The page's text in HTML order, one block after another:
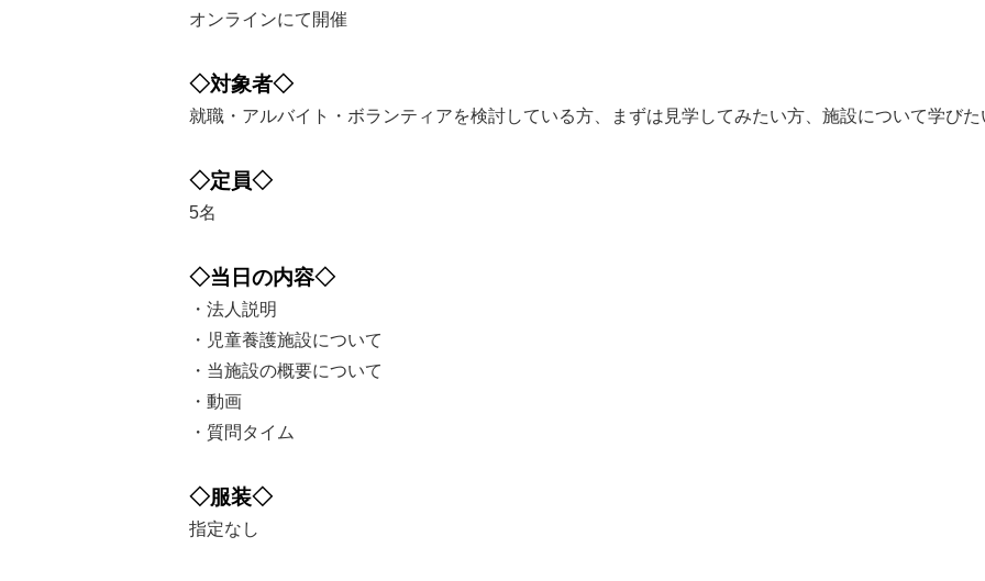
オンラインにて開催
◇対象者◇
就職・アルバイト・ボランティアを検討している方、まずは見学してみたい方、施設について学び
◇定員◇
5名
◇当日の内容◇
・法人説明
・児童養護施設について
・当施設の概要について
・動画
・質問タイム
◇服装◇
指定なし